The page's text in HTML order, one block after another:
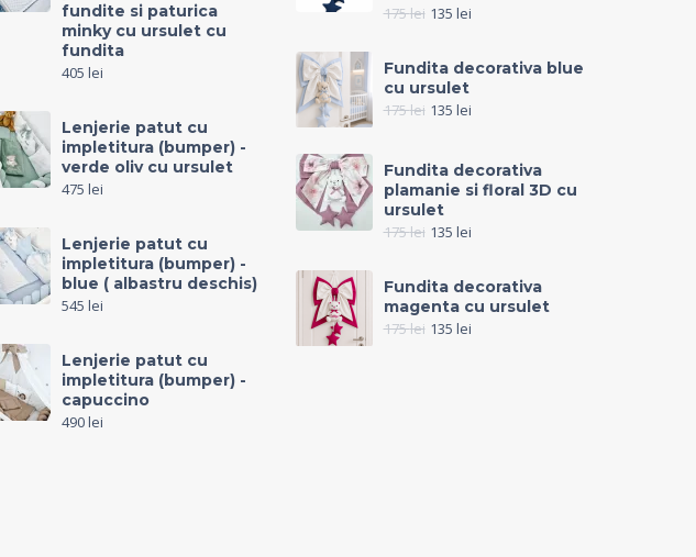
fundite si paturica
minky cu ursulet cu
fundita
405 lei
Lenjerie patut cu
impletitura (bumper) -
verde oliv cu ursulet
475 lei
Lenjerie patut cu
impletitura (bumper) -
blue ( albastru deschis)
545 lei
Lenjerie patut cu
impletitura (bumper) -
capuccino
490lei
175lei 135 lei
Fundita decorativa blue
cu ursulet
175lei 135 lei
Fundita decorativa
plamanie si floral 3D cu
ursulet
175lei 135 lei
Fundita decorativa
magenta cu ursulet
175lei 135 lei